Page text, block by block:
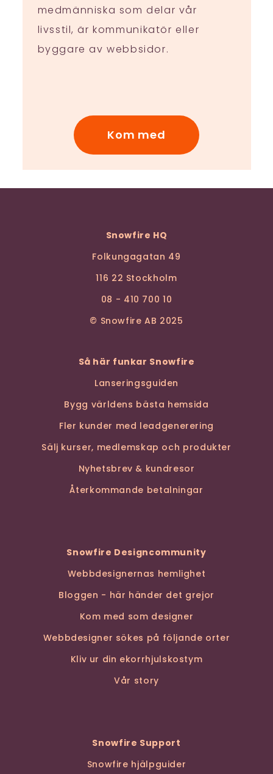
medmänniska som delar vår
livsstil, är kommunikatör eller
byggare av webbsidor.
Kom med
Snowfire HQ
Folkungagatan 49
116 22 Stockholm
08 - 410 700 10
© Snowfire AB 2025
Så här funkar Snowfire
Lanseringsguiden
Bygg världens bästa hemsida
Fler kunder med leadgenerering
Sälj kurser, medlemskap och produkter
Nyhetsbrev & kundresor
Återkommande betalningar
Snowfire Designcommunity
Webbdesignernas hemlighet
Bloggen - här händer det grejor
Kom med som designer
Webbdesigner sökes på följande orter
Kliv ur din ekorrhjulskostym
Vår story
Snowfire Support
Snowfire hjälpguider